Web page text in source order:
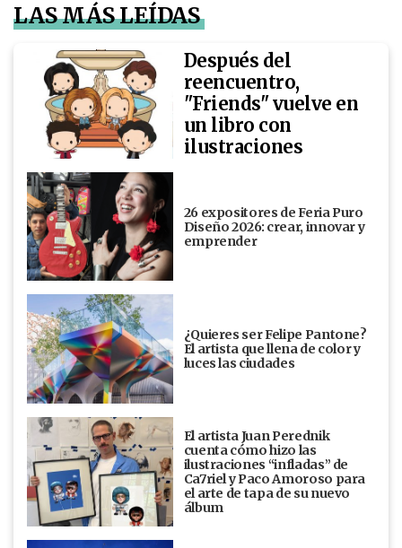
LAS MÁS LEÍDAS
Después del
reencuentro,
"Friends" vuelve en
un libro con
ilustraciones
26 expositores de Feria Puro
Diseño 2026: crear, innovar y
emprender
¿Quieres ser Felipe Pantone?
El artista que llena de color y
luces las ciudades
El artista Juan Perednik
cuenta cómo hizo las
ilustraciones “infladas” de
Ca7riel y Paco Amoroso para
el arte de tapa de su nuevo
álbum